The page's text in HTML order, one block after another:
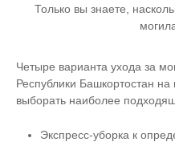
Только вы знаете,
Четыре варианта ухода за
Республики Башкортостан
выборать наиболее
Экспресс-уборка к